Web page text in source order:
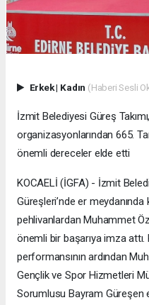
Erkek| Kadın (Haberi Sesli
İzmit Belediyesi Güreş
organizasyonlarından 665.
önemli dereceler elde etti
KOCAELİ (İGFA) - İzmit
Güreşleri’nde er
pehlivanlardan Muhammet
önemli bir başarıya imza attı.
performansının ardından
Gençlik ve Spor Hizmetleri
Sorumlusu Bayram Güreşen